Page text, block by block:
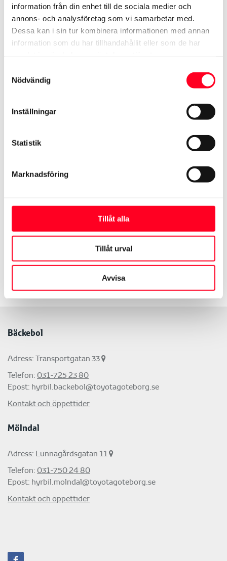
information från din enhet till de sociala medier och
annons- och analysföretag som vi samarbetar med.
Dessa kan i sin tur kombinera informationen med annan
information som du har tillhandahållit eller som de har
Nödvändig
Inställningar
Statistik
Marknadsföring
Tillåt alla
Tillåt urval
Avvisa
12.00 – måndag kl. 08.00.
Läs mer och boka
Flex hyrbil
till bil under en lite längre period i
sommar. Du har samma förmånliga
månadspris under hela hyresperioden
och du kan när som helst välja att lämna
Bäckebol
Adress: Transportgatan 33
Telefon: 031-725 23 80
Epost: hyrbil.backebol@toyotagoteborg.se
Kontakt och öppettider
Mölndal
Adress: Lunnagårdsgatan 11
Telefon: 031-750 24 80
Epost: hyrbil.molndal@toyotagoteborg.se
Kontakt och öppettider